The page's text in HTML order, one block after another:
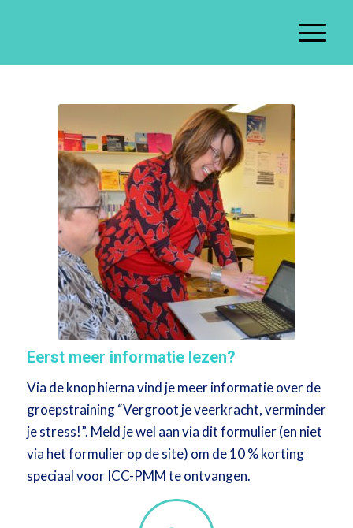
Eerst meer informatie lezen?
Via de knop hierna vind je meer informatie over de
groepstraining “Vergroot je veerkracht, verminder
je stress!”. Meld je wel aan via dit formulier (en niet
via het formulier op de site) om de 10 % korting
speciaal voor ICC-PMM te ontvangen.